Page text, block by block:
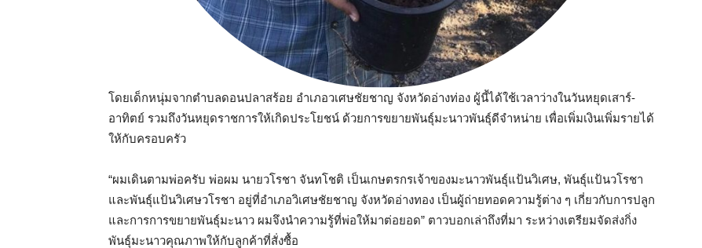
โดยเด็กหนุ่มจากตำบลดอนปลาสร้อย อำเภอวเศษชัยชาญ จังหวัดอ่างท่อง ผู้นี้ได้ใช้เวลาว่างในวันหยุดเสาร์-
อาทิตย์ รวมถึงวันหยุดราชการให้เกิดประโยชน์ ด้วยการขยายพันธุ์มะนาวพันธุ์ดีจำหน่าย เพื่อเพิ่มเงินเพิ่มรายได้
ให้กับครอบครัว
“ผมเดินตามพ่อครับ พ่อผม นายวโรชา จันทโชติ เป็นเกษตรกรเจ้าของมะนาวพันธุ์แป้นวิเศษ, พันธุ์แป้นวโรชา
และพันธุ์แป้นวิเศษวโรชา อยู่ที่อำเภอวิเศษชัยชาญ จังหวัดอ่างทอง เป็นผู้ถ่ายทอดความรู้ต่าง ๆ เกี่ยวกับการปลูก
และการการขยายพันธุ์มะนาว ผมจึงนำความรู้ที่พ่อให้มาต่อยอด” ตาวบอกเล่าถึงที่มา ระหว่างเตรียมจัดส่งกิ่ง
พันธุ์มะนาวคุณภาพให้กับลูกค้าที่สั่งซื้อ